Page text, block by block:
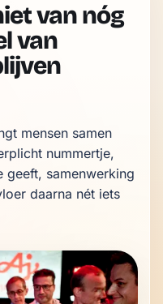
van nóg
van
mensen samen
nummertje,
geeft, samenwerking
daarna nét iets